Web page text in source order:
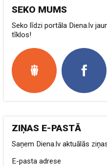
SEKO MUMS
Seko līdzi portāla Diena.lv
tīklos!
ZIŅAS E-PASTĀ
Saņem Diena.lv aktuālās
E-pasta adrese